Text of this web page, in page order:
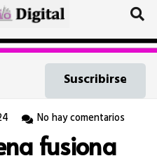
Suscribirse
No hay comentarios
fusiona